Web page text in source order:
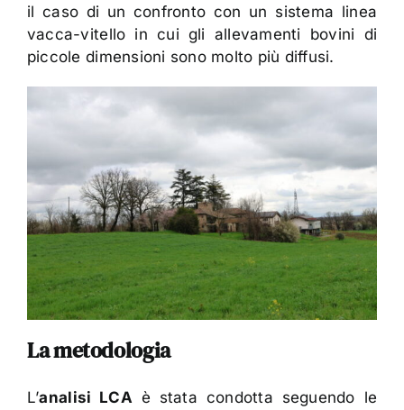
il caso di un confronto con un sistema linea
vacca-vitello in cui gli allevamenti bovini di
piccole dimensioni sono molto più diffusi.
La metodologia
L’analisi LCAè stata condotta seguendo le